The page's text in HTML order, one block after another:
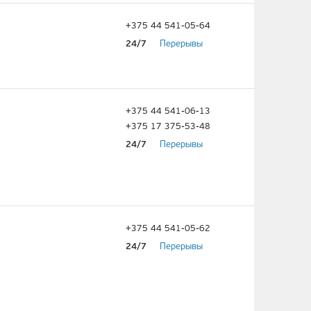
+375 44 541-05-64
24/7
Перерывы
+375 44 541-06-13
+375 17 375-53-48
24/7
Перерывы
+375 44 541-05-62
24/7
Перерывы